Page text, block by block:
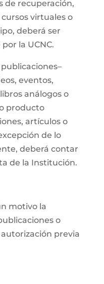
de recuperación,
virtuales o
deberá ser
la UCNC.
eventos,
análogos o
producto
artículos o
de lo
deberá contar
de la Institución.
motivo la
o
previa